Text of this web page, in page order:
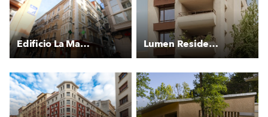
Edificio La Mar 15 Lumen Residences